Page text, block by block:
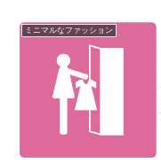
ミニマルなファッション